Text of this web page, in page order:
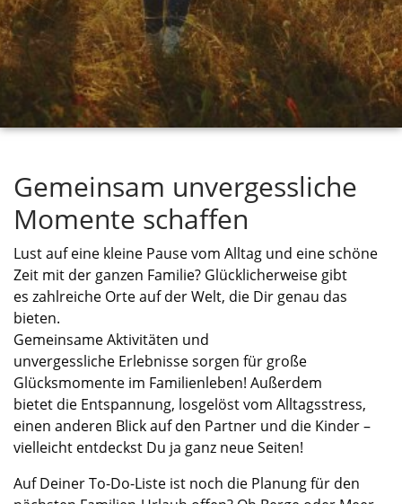
Gemeinsam unvergessliche
Momente schaffen
Lust auf eine kleine Pause vom Alltag und eine schöne
Zeit mit der ganzen Familie? Glücklicherweise gibt
es zahlreiche Orte auf derWelt, die Dir genau das
bieten.
Gemeinsame Aktivitäten und
unvergessliche Erlebnissesorgen für große
Glücksmomente im Familienleben! Außerdem
bietet die Entspannung, losgelöst vom Alltagsstress,
einen anderen Blick auf den Partner und die Kinder–
vielleicht entdeckst Du ja ganz neue Seiten!
AufDeinerTo-Do-Liste ist noch die Planung für den